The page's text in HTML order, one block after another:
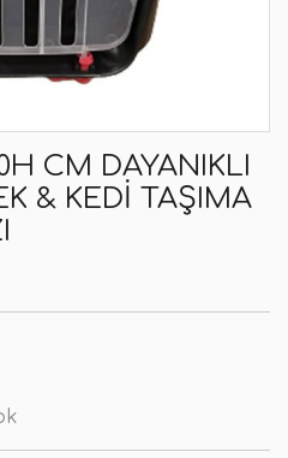
CM DAYANIKLI
& KEDI TAŞIMA